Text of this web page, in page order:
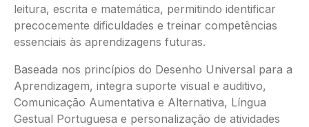
leitura, escrita e matemática, permitindo identificar
precocemente dificuldades e treinar competências
essenciais às aprendizagens futuras.
Baseada nos princípios do Desenho Universal para a
Aprendizagem, integra suporte visual e auditivo,
Comunicação Aumentativa e Alternativa, Língua
Gestual Portuguesa e personalização de atividades